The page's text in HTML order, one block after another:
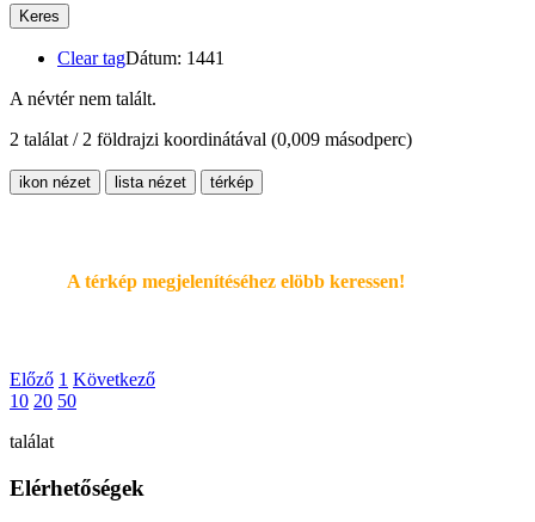
Keres
Clear tagDátum: 1441
A névtér nem talált.
2 találat / 2 földrajzi koordinátával (0,009 másodperc)
ikon nézet lista nézet térkép
A térkép megjelenítéséhez elöbb keressen!
Előző 1 Következő
10 20 50
találat
Elérhetőségek